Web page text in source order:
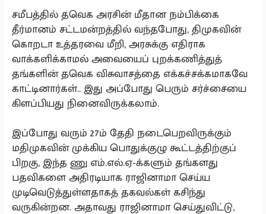
சமீபத்தில் தவெக அரசின் மீதான நம்பிக்கை
தீர்மானம் சட்டமன்றத்தில் வந்தபோது, திமுகவின்
கொறடா உத்தரவை மீறி, அரசுக்கு எதிராக
வாக்களிக்காமல் அவையைப் புறக்கணித்துத்
தங்களின் தவெக விசுவாசத்தை எக்கச்சக்கமாகவே
காட்டினார்கள்.. இது அப்போது பெரும் சர்ச்சையை
கிளப்பியது நினைவிருக்கலாம்.
இப்போது வரும் 27ம் தேதி நடைபெறவிருக்கும்
மதிமுகவின் முக்கிய பொதுக்குழு கூட்டத்திற்குப்
பிறகு, இந்த ணு எம்.எல்.ஏ-க்களும் தங்களது
பதவிகளை அதிரடியாக ராஜினாமா செய்ய
முடிவெடுத்துள்ளதாகத் தகவல்கள் கசிந்து
வருகின்றன. அதாவது ராஜினாமா செய்துவிட்டு,